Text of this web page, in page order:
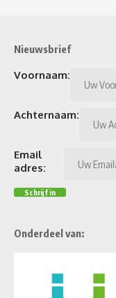
Nieuwsbrief
Voornaam:
Achternaam:
Email
adres:
Onderdeel van: